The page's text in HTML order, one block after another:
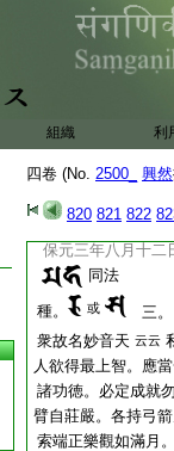
組織 利
四卷 (No. 2500_ 興然
820 821 822
同 小野。眼
祈修之
三。星形
佛供二坏居之。初
一。 禪 辨才天
種。
三。琵琶
保元三年八月十
同法
種。
或
三
衆故名妙音天 云云
人欲得最上智。應
諸功徳。必定成就
臂自莊嚴。各持弓
索端正樂觀如滿月